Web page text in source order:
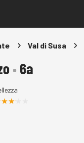
Val di Susa
• 6a